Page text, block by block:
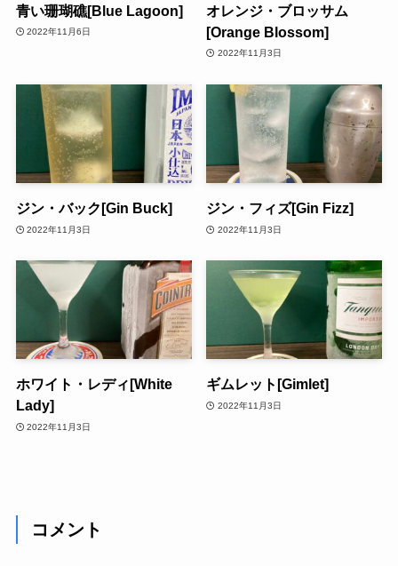
青い珊瑚礁[Blue Lagoon]
2022年11月6日
オレンジ・ブロッサム
[Orange Blossom]
2022年11月3日
ジン・バック[Gin Buck]
2022年11月3日
ジン・フィズ[Gin Fizz]
2022年11月3日
ホワイト・レディ[White
Lady]
2022年11月3日
ギムレット[Gimlet]
2022年11月3日
コメント